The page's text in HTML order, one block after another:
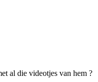
al die videotjes van hem ?